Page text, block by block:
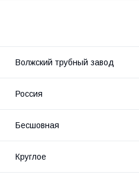
Волжский трубный завод
Россия
Бесшовная
Круглое